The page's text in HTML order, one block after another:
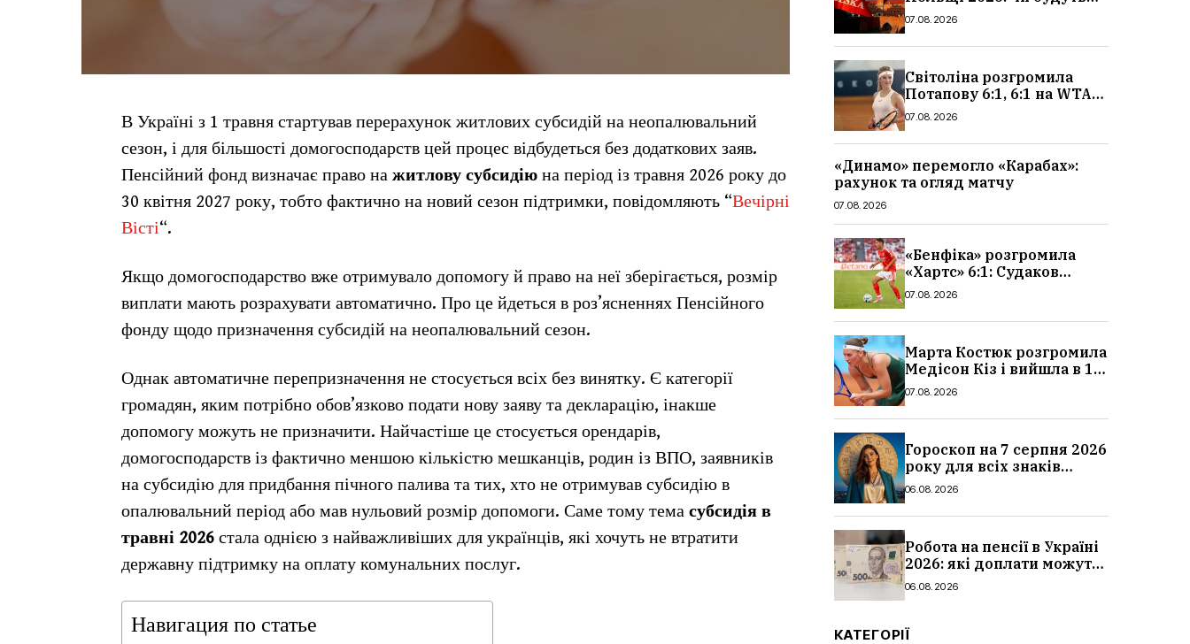
В Україні з 1 травня стартував перерахунок житлових субсидій на неопалювальний
сезон, і для більшості домогосподарств цей процес відбудеться без додаткових заяв.
Пенсійний фонд визначає право на житлову субсидію на період із травня 2026 року до
30 квітня 2027 року, тобто фактично на новий сезон підтримки, повідомляють “Вечірні
Вісті“.
Якщо домогосподарство вже отримувало допомогу й право на неї зберігається, розмір
виплати мають розрахувати автоматично. Про це йдеться в роз’ясненнях Пенсійного
фонду щодо призначення субсидій на неопалювальний сезон.
Однак автоматичне перепризначення не стосується всіх без винятку. Є категорії
громадян, яким потрібно обов’язково подати нову заяву та декларацію, інакше
допомогу можуть не призначити. Найчастіше це стосується орендарів,
домогосподарств із фактично меншою кількістю мешканців, родин із ВПО, заявників
на субсидію для придбання пічного палива та тих, хто не отримував субсидію в
опалювальний період або мав нульовий розмір допомоги. Саме тому тема субсидія в
травні 2026 стала однією з найважливіших для українців, які хочуть не втратити
державну підтримку на оплату комунальних послуг.
Навигация по статье
висилати українських
07.08.2026
Світоліна розгромила
Потапову 6:1, 6:1 на WTA
1000 у Торонто
07.08.2026
«Динамо» перемогло «Карабах»:
рахунок та огляд матчу
07.08.2026
«Бенфіка» розгромила
«Хартс» 6:1: Судаков
відзначився асистом,
07.08.2026
Марта Костюк розгромила
Медісон Кіз і вийшла в 1/8
фіналу Торонто: результат
07.08.2026
Гороскоп на 7 серпня 2026
року для всіх знаків
зодіаку: кому пощастить у
06.08.2026
Робота на пенсії в Україні
2026: які доплати можуть
скасувати, про що
06.08.2026
КАТЕГОРІЇ